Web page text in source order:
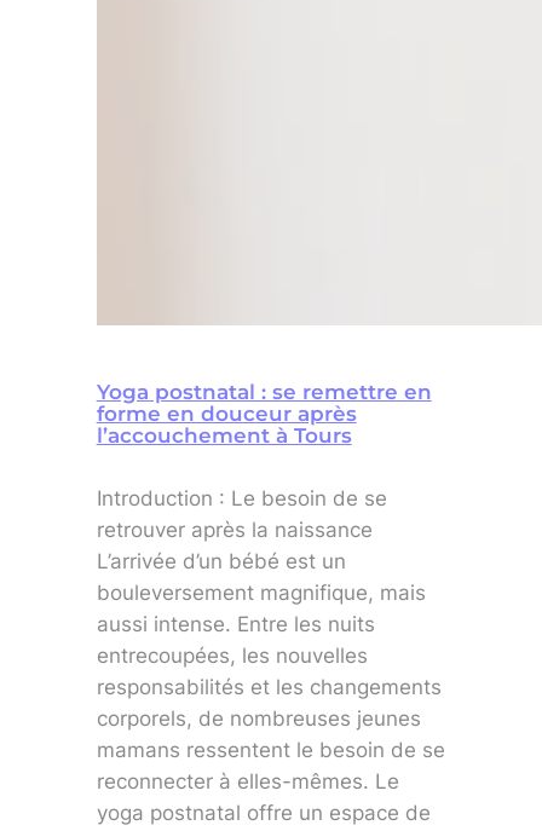
Yoga postnatal : se remettre en
forme en douceur après
l’accouchement à Tours
Introduction : Le besoin de se
retrouver après la naissance
L’arrivée d’un bébé est un
bouleversement magnifique, mais
aussi intense. Entre les nuits
entrecoupées, les nouvelles
responsabilités et les changements
corporels, de nombreuses jeunes
mamans ressentent le besoin de se
reconnecter à elles-mêmes. Le
yoga postnatal offre un espace de